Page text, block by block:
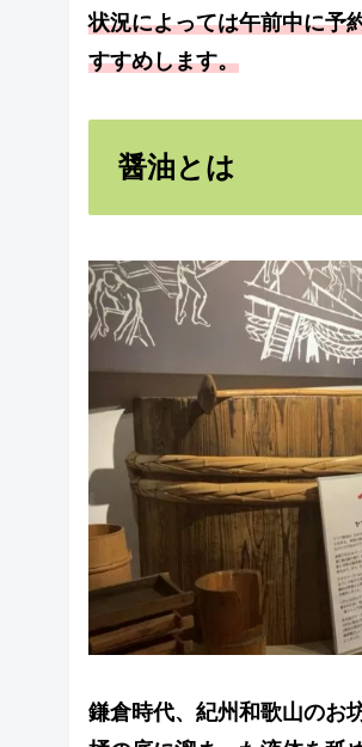
状況によっては午前中に予
すすめします。
醤油とは
鎌倉時代、紀州和歌山のお